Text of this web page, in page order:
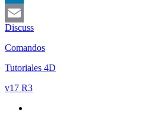
LinkedIn
Email
Discuss
Comandos
Tutoriales 4D
v17 R3